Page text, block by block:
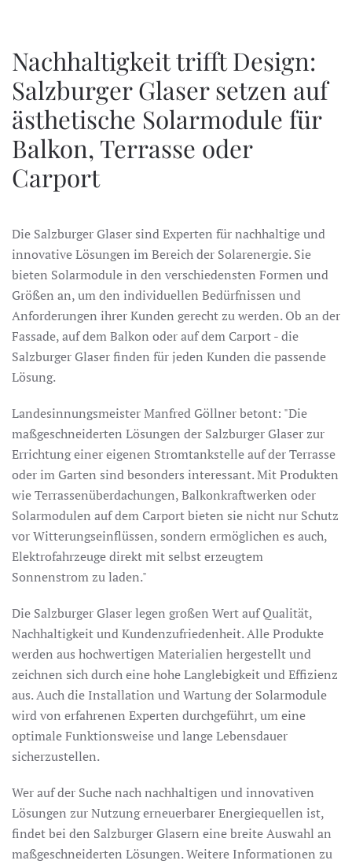
Nachhaltigkeit trifft Design:
Salzburger Glaser setzen auf
ästhetische Solarmodule für
Balkon, Terrasse oder
Carport
Die Salzburger Glaser sind Experten für nachhaltige und
innovative Lösungen im Bereich der Solarenergie. Sie
bieten Solarmodule in den verschiedensten Formen und
Größen an, um den individuellen Bedürfnissen und
Anforderungen ihrer Kunden gerecht zu werden. Ob an der
Fassade, auf dem Balkon oder auf dem Carport - die
Salzburger Glaser finden für jeden Kunden die passende
Lösung.
Landesinnungsmeister Manfred Göllner betont: "Die
maßgeschneiderten Lösungen der Salzburger Glaser zur
Errichtung einer eigenen Stromtankstelle auf der Terrasse
oder im Garten sind besonders interessant. Mit Produkten
wie Terrassenüberdachungen, Balkonkraftwerken oder
Solarmodulen auf dem Carport bieten sie nicht nur Schutz
vor Witterungseinflüssen, sondern ermöglichen es auch,
Elektrofahrzeuge direkt mit selbst erzeugtem
Sonnenstrom zu laden."
Die Salzburger Glaser legen großen Wert auf Qualität,
Nachhaltigkeit und Kundenzufriedenheit. Alle Produkte
werden aus hochwertigen Materialien hergestellt und
zeichnen sich durch eine hohe Langlebigkeit und Effizienz
aus. Auch die Installation und Wartung der Solarmodule
wird von erfahrenen Experten durchgeführt, um eine
optimale Funktionsweise und lange Lebensdauer
sicherzustellen.
Wer auf der Suche nach nachhaltigen und innovativen
Lösungen zur Nutzung erneuerbarer Energiequellen ist,
findet bei den Salzburger Glasern eine breite Auswahl an
maßgeschneiderten Lösungen. Weitere Informationen zu